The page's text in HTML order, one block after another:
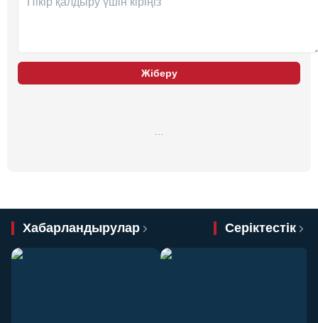
Жіберу
…
Хабарландырулар Серіктестік